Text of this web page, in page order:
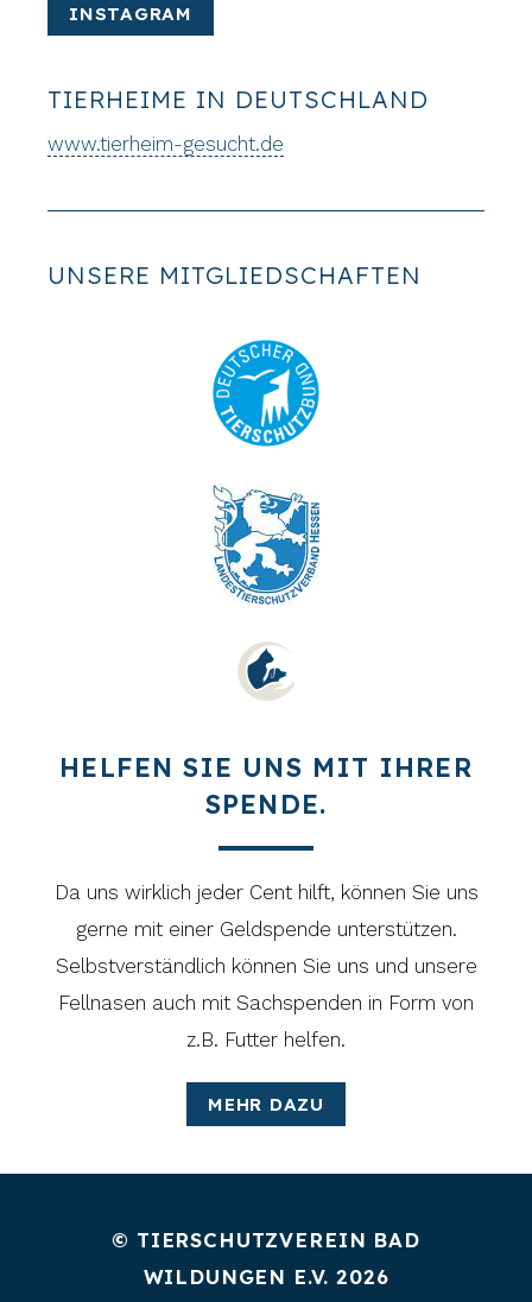
INSTAGRAM
TIERHEIME IN DEUTSCHLAND
www.tierheim-gesucht.de
UNSERE MITGLIEDSCHAFTEN
HELFEN SIE UNS MIT IHRER
SPENDE.
Da uns wirklich jeder Cent hilft, können Sie uns
gerne mit einer Geldspende unterstützen.
Selbstverständlich können Sie uns und unsere
Fellnasen auch mit Sachspenden in Form von
z.B. Futter helfen.
MEHR DAZU
© TIERSCHUTZVEREIN BAD
WILDUNGEN E.V. 2026